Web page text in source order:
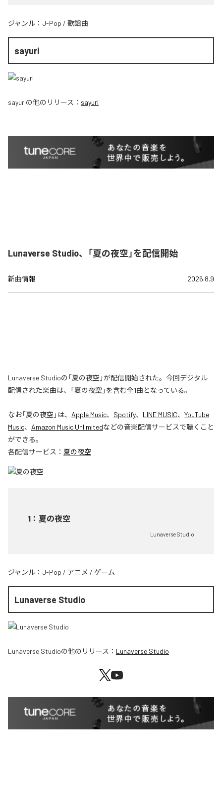
ジャンル： J-Pop / 歌謡曲
sayuri
sayuriの他のリリース： sayuri
Lunaverse Studio、「夏の夜空」を配信開始
新曲情報 2026.8.9
Lunaverse Studioの「夏の夜空」が配信開始された。今回デジタル
配信された楽曲は、「夏の夜空」を含む全1曲となっている。
なお「夏の夜空 」は、 Apple Music、 Spotify、 LINE MUSIC、 YouTube
Music、 Amazon Music Unlimitedなどの音楽配信サービスで聴くこと
ができる。
各配信サービス： 夏の夜空
1 ： 夏の夜空
Lunaverse Studio
ジャンル： J-Pop / アニメ / ゲーム
Lunaverse Studio
Lunaverse Studioの他のリリース： Lunaverse Studio